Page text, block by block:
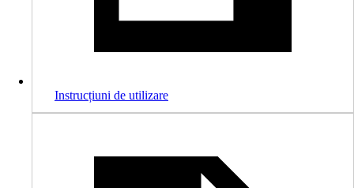
Instrucțiuni de utilizare